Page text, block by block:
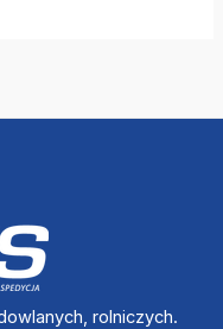
rolniczych.